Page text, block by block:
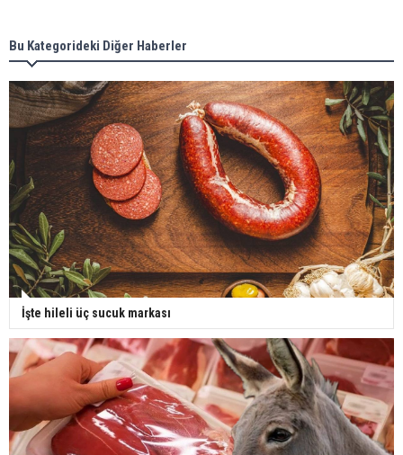
Bu Kategorideki Diğer Haberler
İşte hileli üç sucuk markası